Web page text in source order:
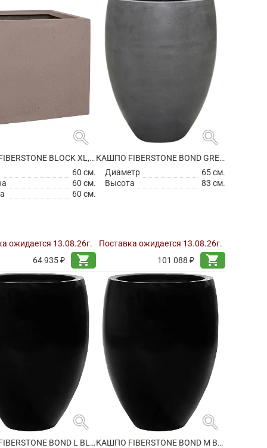
search
КАШПО FIBERSTONE BLOCK XL, TAUPE
60 см.
60 см.
60 см.
ожидается 13.08.26г.
64 935 ₽
shopping_cart
search
КАШПО FIBERSTONE BOND GREY L
Диаметр
65 см.
Высота
83 см.
Поставка ожидается 13.08.26г.
101 088 ₽
shopping_cart
search
КАШПО FIBERSTONE BOND L BLACK
search
КАШПО FIBERSTONE BOND M BLACK